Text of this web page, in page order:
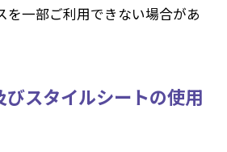
を一部ご利用できない場合があ
スタイルシートの使用